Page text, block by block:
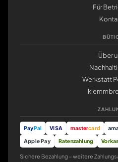
Für
Über
Werkstatt
PayPal VISA mastercard
Apple Pay
Ratenzahlung
Sichere Bezahlung – weitere